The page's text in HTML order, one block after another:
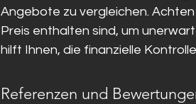
Angebote zu vergleichen.
Preis enthalten sind, um
hilft Ihnen, die finanzielle
Referenzen und